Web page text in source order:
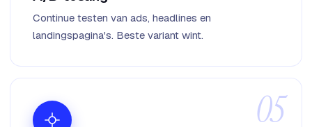
Continue testen van ads, headlines en
landingspagina's. Beste variant wint.